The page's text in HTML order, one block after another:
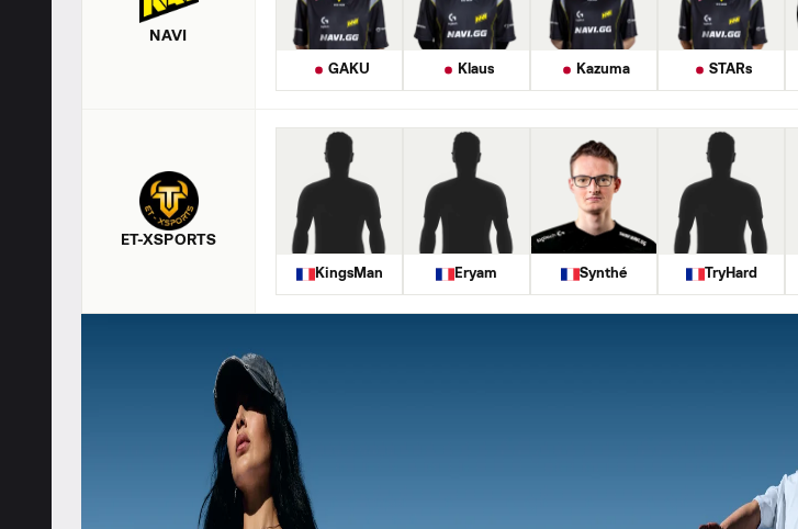
NAVI
GAKU Klaus Kazuma STARs
ET-XSPORTS
KingsMan Eryam Synthé TryHard